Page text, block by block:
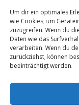
Um dir ein optimales
wie Cookies, um
zuzugreifen. Wenn du
Daten wie das
verarbeiten. Wenn du
zurückziehst, können
beeinträchtigt werden.